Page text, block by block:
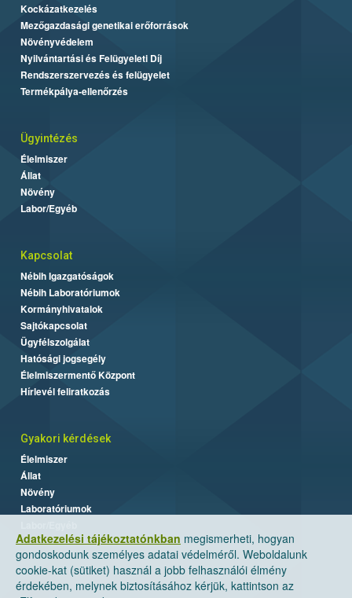
Adatkezelési tájékoztatónkban megismerheti, hogyan
gondoskodunk személyes adatai védelméről. Weboldalunk
cookie-kat (sütiket) használ a jobb felhasználói élmény
érdekében, melynek biztosításához kérjük, kattintson az
Kockázatkezelés
Mezőgazdasági genetikai erőforrások
Növényvédelem
Nyilvántartási és Felügyeleti Díj
Rendszerszervezés és felügyelet
Termékpálya-ellenőrzés
Ügyintézés
Élelmiszer
Állat
Növény
Labor/Egyéb
Kapcsolat
Nébih Igazgatóságok
Nébih Laboratóriumok
Kormányhivatalok
Sajtókapcsolat
Ügyfélszolgálat
Hatósági jogsegély
Élelmiszermentő Központ
Hírlevél feliratkozás
Gyakori kérdések
Élelmiszer
Állat
Növény
Laboratóriumok